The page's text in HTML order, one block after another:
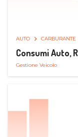
AUTO CARBURANTE
Consumi Auto,
Gestione Veicolo